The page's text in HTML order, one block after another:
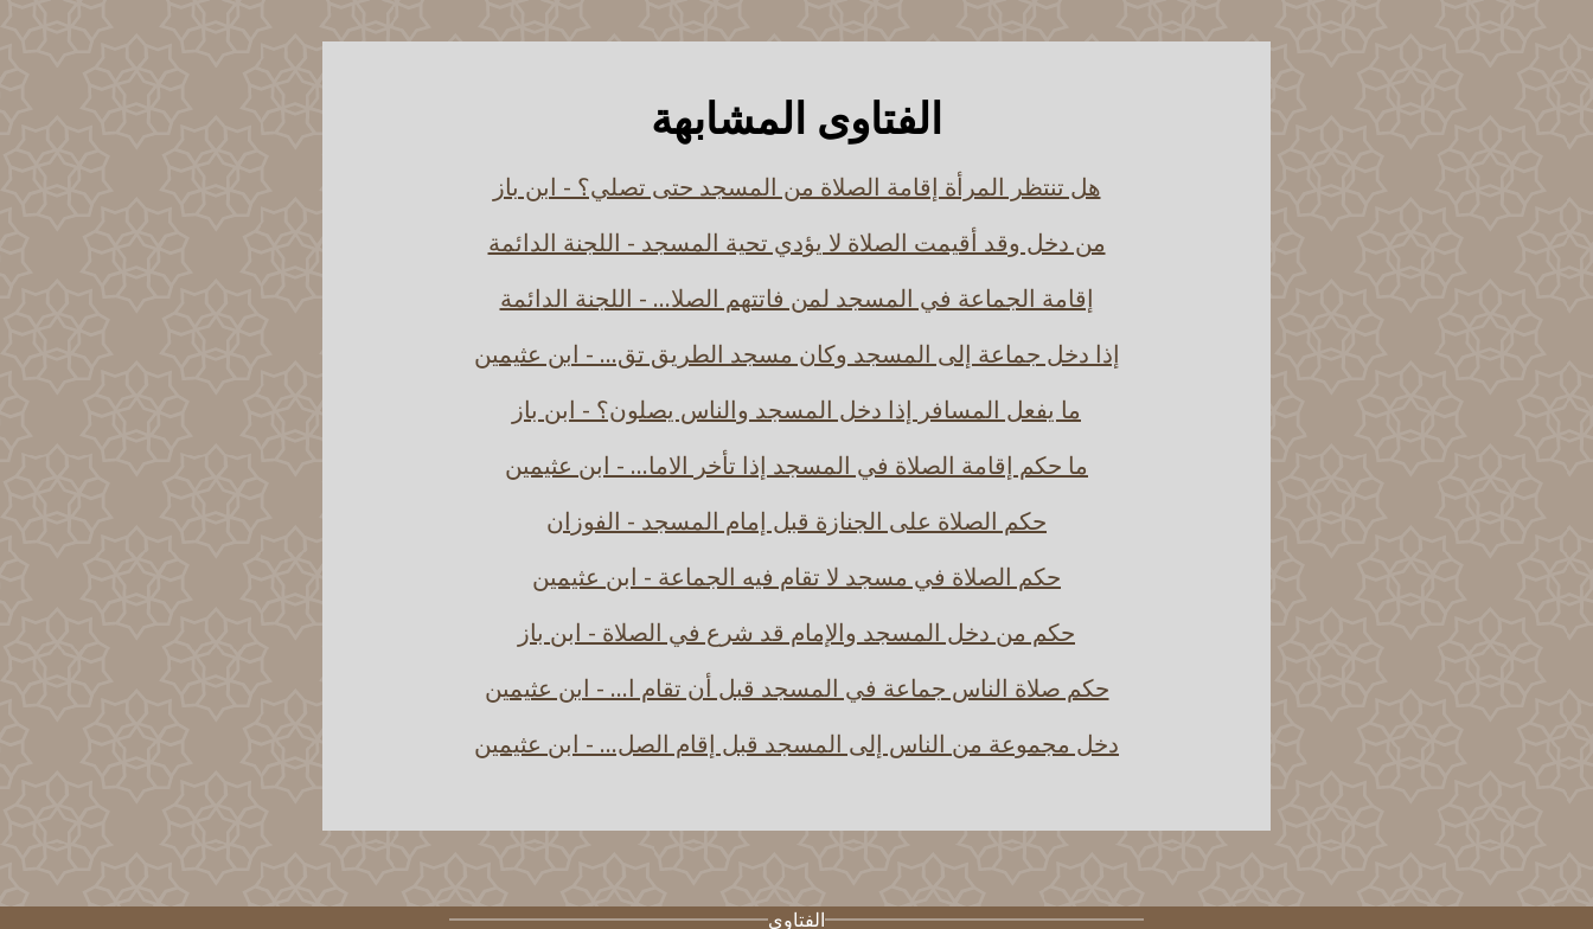
الفتاوى المشابهة
هل تنتظر المرأة إقامة الصلاة من المسجد حتى تصلي؟ - ابن باز
من دخل وقد أقيمت الصلاة لا يؤدي تحية المسجد - اللجنة الدائمة
إقامة الجماعة في المسجد لمن فاتتهم الصلا... - اللجنة الدائمة
إذا دخل جماعة إلى المسجد وكان مسجد الطريق تق... - ابن عثيمين
ما يفعل المسافر إذا دخل المسجد والناس يصلون؟ - ابن باز
ما حكم إقامة الصلاة في المسجد إذا تأخر الاما... - ابن عثيمين
حكم الصلاة على الجنازة قبل إمام المسجد - الفوزان
حكم الصلاة في مسجد لا تقام فيه الجماعة - ابن عثيمين
حكم من دخل المسجد والإمام قد شرع في الصلاة - ابن باز
حكم صلاة الناس جماعة في المسجد قبل أن تقام ا... - ابن عثيمين
دخل مجموعة من الناس إلى المسجد قبل إقام الصل... - ابن عثيمين
الفتاوى